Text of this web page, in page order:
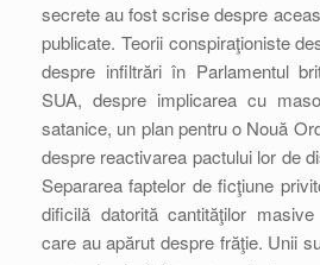
secrete au fost scrise despre
publicate. Teorii conspiraţioniste
despre infiltrări în Parlamentul
SUA, despre implicarea cu
satanice, un plan pentru o Nouă
despre reactivarea pactului lor de
Separarea faptelor de ficţiune
dificilă datorită cantităţilor
care au apărut despre frăţie. Unii